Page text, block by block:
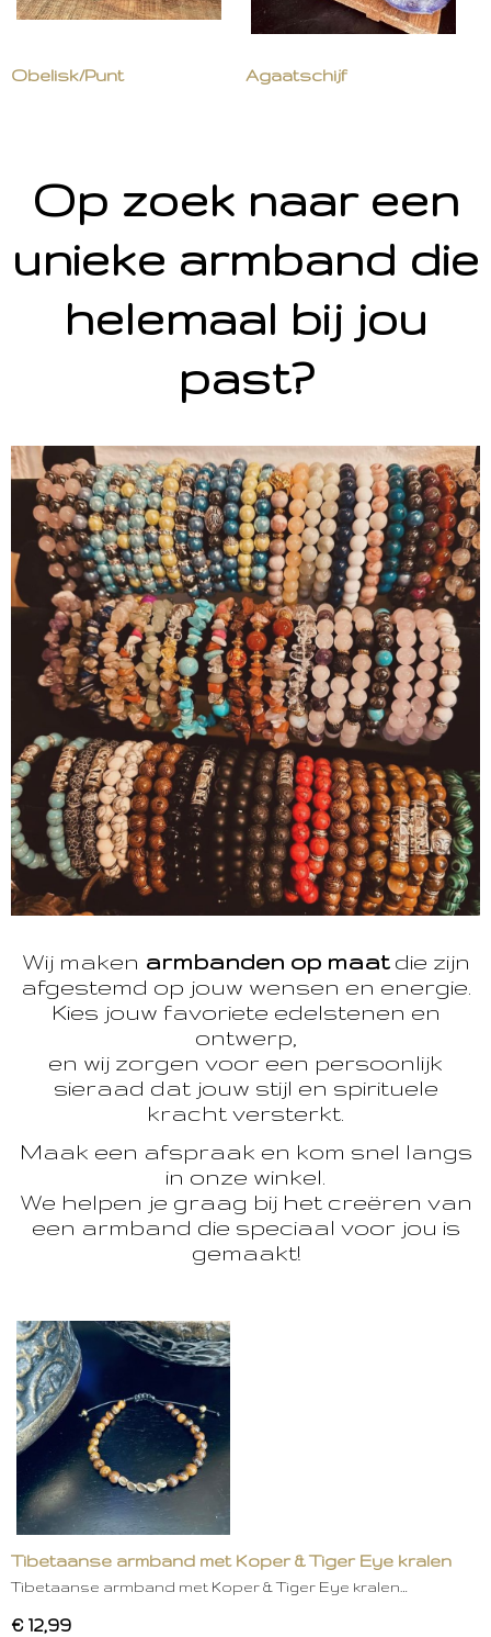
Obelisk/Punt Agaatschijf
Op zoek naar een
unieke armband die
helemaal bij jou
past?
Wij maken armbanden op maatdie zijn
afgestemd op jouw wensen en energie.
Kies jouw favoriete edelstenen en
ontwerp,
en wij zorgen voor een persoonlijk
sieraad dat jouw stijl en spirituele
kracht versterkt.
Maak een afspraak en kom snel langs
in onze winkel.
We helpen je graag bij het creëren van
een armband die speciaal voor jou is
gemaakt!
Tibetaanse armband met Koper & Tiger Eye kralen
Tibetaanse armband met Koper & Tiger Eye kralen…
€ 12,99